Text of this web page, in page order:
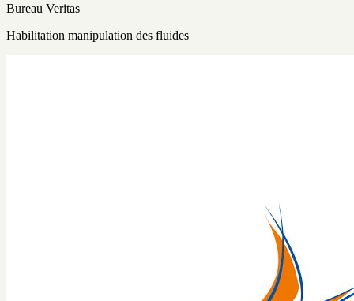
Bureau Veritas
Habilitation manipulation des fluides